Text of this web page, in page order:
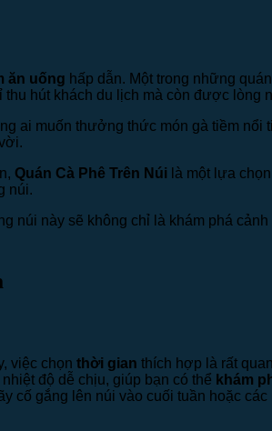
ăn uống hấp dẫn. Một trong những
hút khách du lịch mà còn được lòng
ai muốn thưởng thức món gà tiềm
Quán Cà Phê Trên Núi là một lựa
núi.
núi này sẽ không chỉ là khám phá
việc chọn thời gian thích hợp là rất
độ dễ chịu, giúp bạn có thể khám
cố gắng lên núi vào cuối tuần hoặc